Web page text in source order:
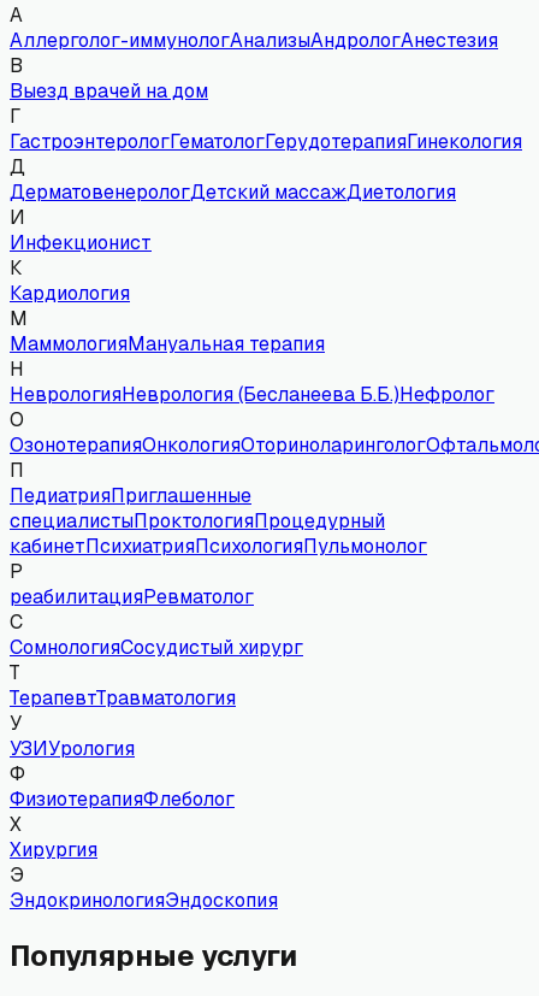
А
Аллерголог-иммунологАнализыАндрологАнестезия
В
Выезд врачей на дом
Г
ГастроэнтерологГематологГерудотерапияГинекология
Д
ДерматовенерологДетский массажДиетология
И
Инфекционист
К
Кардиология
М
МаммологияМануальная терапия
Н
НеврологияНеврология (Бесланеева Б.Б.)Нефролог
О
ОзонотерапияОнкологияОториноларинголог
П
ПедиатрияПриглашенные
специалистыПроктологияПроцедурный
кабинетПсихиатрияПсихологияПульмонолог
Р
реабилитацияРевматолог
С
СомнологияСосудистый хирург
Т
ТерапевтТравматология
У
УЗИУрология
Ф
ФизиотерапияФлеболог
Х
Хирургия
Э
ЭндокринологияЭндоскопия
Популярные услуги